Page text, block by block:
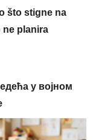
što stigne na
ne planira
у војном